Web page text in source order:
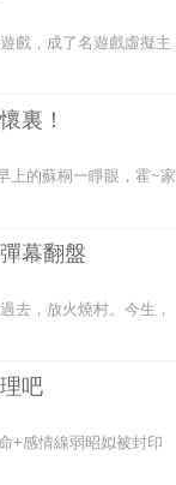
戲，成了名遊戲虛擬主
裏！
上的蘇桐一睜眼，霍~家
幕翻盤
去，放火燒村。今生，
吧
+感情線弱昭姒被封印